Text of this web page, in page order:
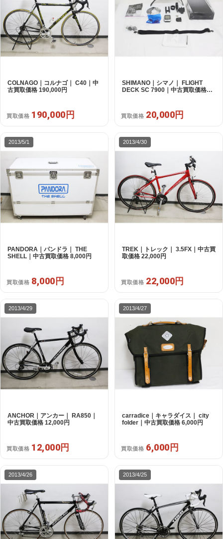
COLNAGO｜コルナゴ｜ C40｜中
古買取価格 190,000円
買取価格 190,000円
SHIMANO｜シマノ｜ FLIGHT
DECK SC 7900｜中古買取価格
買取価格 20,000円
2013/5/1
PANDORA｜パンドラ｜ THE
SHELL｜中古買取価格 8,000円
買取価格 8,000円
2013/4/30
TREK｜トレック｜ 3.5FX｜中古買
取価格 22,000円
買取価格 22,000円
2013/4/29
ANCHOR｜アンカー｜ RA850｜
中古買取価格 12,000円
買取価格 12,000円
2013/4/27
carradice｜キャラダイス｜ city
folder｜中古買取価格 6,000円
買取価格 6,000円
2013/4/26 2013/4/25